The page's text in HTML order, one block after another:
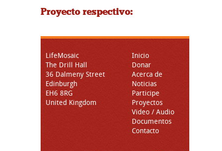
Proyecto respectivo:
LifeMosaic
The Drill Hall
36 Dalmeny Street
Edinburgh
EH6 8RG
United Kingdom
Inicio
Donar
Acerca de
Noticias
Participe
Proyectos
Video / Audio
Documentos
Contacto